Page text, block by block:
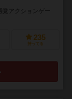
覚アクションゲー
235
持ってる